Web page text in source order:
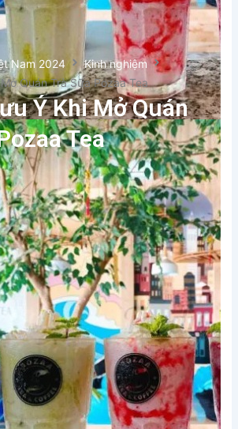
Nam 2024
Kinh nghiệm
Quán Trà Sữa Pozaa Tea
Ý Khi Mở Quán
Tea